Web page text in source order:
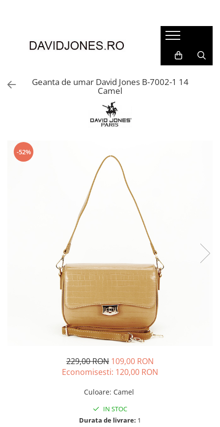
Accesorii
Genti din piele
Cizme si botine
Mocasini si balerini
Geanta de umar David Jones B-7002-1 14
Camel
-52%
229,00 RON 109,00 RON
Economisesti: 120,00 RON
Culoare: Camel
IN STOC
Durata de livrare: 1